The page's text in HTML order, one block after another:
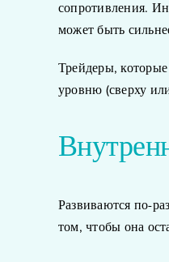
сопротивления.
может быть
Трейдеры,
уровню (сверху
Развиваются по-
том, чтобы она